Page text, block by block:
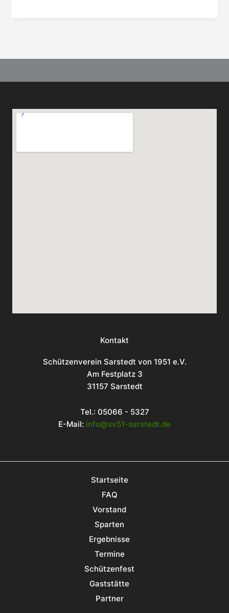
zum
ein
Kontakt
Schützenverein Sarstedt von 1951 e.V.
Am Festplatz 3
31157 Sarstedt
Tel.: 05066 - 5327
E-Mail: info@sv51-sarstedt.de
Startseite
FAQ
Vorstand
Sparten
Ergebnisse
Termine
Schützenfest
Gaststätte
Partner